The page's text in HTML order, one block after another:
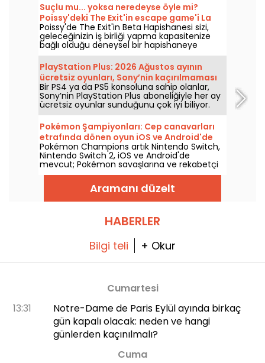
Suçlu mu... yoksa neredeyse öyle mi?
Poissy'deki The Exit'in escape game'i La
Prison Bêta'yı keşfedin.
Poissy'de The Exit'in Beta Hapishanesi sizi,
geleceğinizin iş birliği yapma kapasitenize
bağlı olduğu deneysel bir hapishaneye
götürüyor. Kaçış temasını özgün bir
senaryoyla saptıran bir görev.
PlayStation Plus: 2026 Ağustos ayının
ücretsiz oyunları, Sony’nin kaçırılmaması
gereken hediyeleri
Bir PS4 ya da PS5 konsoluna sahip olanlar,
Sony’nin PlayStation Plus aboneliğiyle her ay
ücretsiz oyunlar sunduğunu çok iyi biliyor.
Peki Ağustos 2026’da hangi oyunlar ücretsiz?
Bu ayın seçkisini inceleyin.
Pokémon Şampiyonları: Cep canavarları
etrafında dönen oyun iOS ve Android'de
mevcut
Pokémon Champions artık Nintendo Switch,
Nintendo Switch 2, iOS ve Android'de
mevcut; Pokémon savaşlarına ve rekabetçi
stratejiye odaklanan bir deneyim sunuyor. Bu
yeni bölüm, konsol sürümünün 8 Nisan
2026'daki çıkışının ardından mobilde 17
Haziran 2026'da piyasaya sürüldü ve tüm
Aramanı düzelt
HABERLER
Bilgi teli + Okur
Cumartesi
13:31
Notre-Dame de Paris Eylül ayında birkaç
gün kapalı olacak: neden ve hangi
günlerden kaçınılmalı?
Cuma